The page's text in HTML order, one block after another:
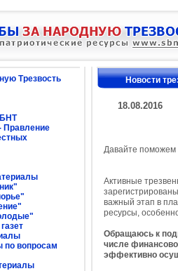
Трезвость
Правление
по вопросам
Новости
18.08.2016
Давайте
Активные
важный этап в
ресурсы,
Обращаюсь к
числе
эффективно